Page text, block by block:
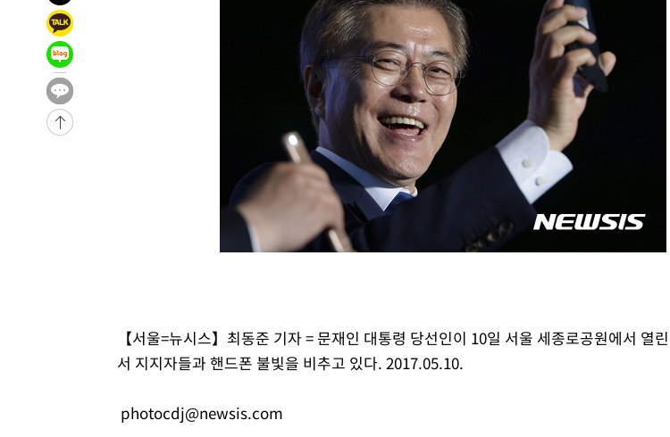
-30603초 전 >
온열질환 사망자 3명 늘어…누적 환자 3000명 돌파
-24548초 전 >
강릉에 시간당 81.4㎜ 물폭탄…도로 잠기고 담벼락 붕괴
-20655초 전 >
백운산서 80년근 천종산삼 9뿌리 발견…감정가 1.3억원
-18365초 전 >
선재도서 해루질 나섰다 실종 60대, 닷새 만에 숨진 채 발견
-15899초 전 >
남자 농구, 나고야 아시안게임서 '홈팀' 일본과 한일전
-15275초 전 >
여수 오동도 해상서 모터보트 전복…1명 사망·1명 실종
극한폭염 한풀 꺾이지만…'낮 최고 35도' 무더위, 열대야 계속[다음
축구협회 "압수수색·성접대 논란 사과…쇄신의 기회로 삼겠다"
[속보]'압수수색·성접대 논란' 축구협회 "실망과 걱정 안겨드려 죄
'최고 37도' 폭염 지속…강원동해안 최대 150㎜ 비
[속보]뉴욕증시 상승 마감…S&P 0.6% 나스닥 1.3%↑
【서울=뉴시스】최동준 기자 = 문재인 대통령 당선인이 10일 서울 세종로공원에서 열
서 지지자들과 핸드폰 불빛을 비추고 있다. 2017.05.10.
photocdj@newsis.com
1
"